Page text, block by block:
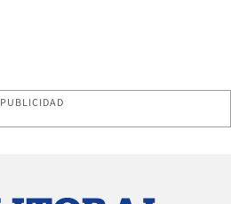
PUBLICIDAD